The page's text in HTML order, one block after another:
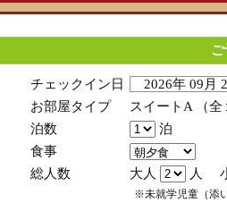
チェックイン日
2026年 09
お部屋タイプ
スイートA （
泊数
泊
食事
総人数
大人 人
※未就学児童（添